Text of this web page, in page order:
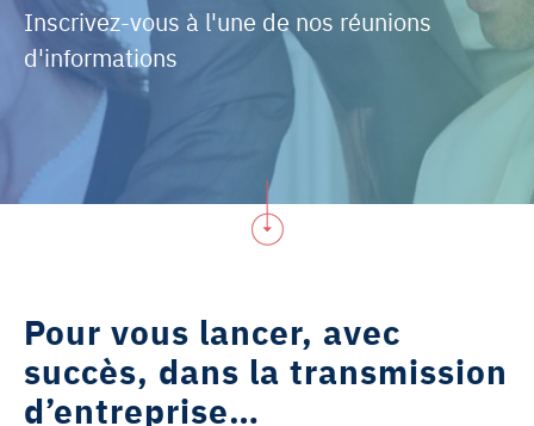
Inscrivez-vous à l'une de nos réunions
d'informations
Pour vous lancer, avec
succès, dans la transmission
d’entreprise…